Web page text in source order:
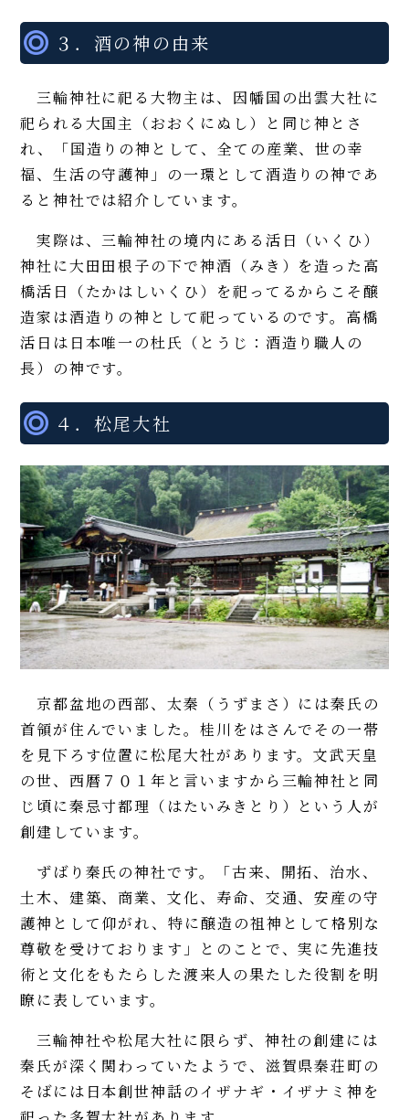
３．酒の神の由来
三輪神社に祀る大物主は、因幡国の出雲大社に
祀られる大国主（おおくにぬし）と同じ神とさ
れ、「国造りの神として、全ての産業、世の幸
福、生活の守護神」の一環として酒造りの神であ
ると神社では紹介しています。
実際は、三輪神社の境内にある活日（いくひ）
神社に大田田根子の下で神酒（みき）を造った高
橋活日（たかはしいくひ）を祀ってるからこそ醸
造家は酒造りの神として祀っているのです。高橋
活日は日本唯一の杜氏（とうじ：酒造り職人の
長）の神です。
４．松尾大社
京都盆地の西部、太秦（うずまさ）には秦氏の
首領が住んでいました。桂川をはさんでその一帯
を見下ろす位置に松尾大社があります。文武天皇
の世、西暦７０１年と言いますから三輪神社と同
じ頃に秦忌寸都理（はたいみきとり）という人が
創建しています。
ずばり秦氏の神社です。「古来、開拓、治水、
土木、建築、商業、文化、寿命、交通、安産の守
護神として仰がれ、特に醸造の祖神として格別な
尊敬を受けております」とのことで、実に先進技
術と文化をもたらした渡来人の果たした役割を明
瞭に表しています。
三輪神社や松尾大社に限らず、神社の創建には
秦氏が深く関わっていたようで、滋賀県秦荘町の
そばには日本創世神話のイザナギ・イザナミ神を